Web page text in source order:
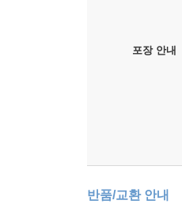
포장 안내
반품/교환 안내